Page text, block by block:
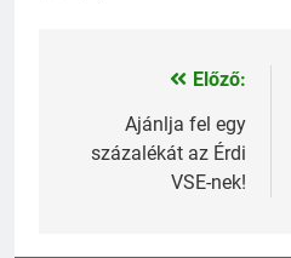
Bejegyzés
navigáció
Előző:
Ajánlja fel egy
százalékát az Érdi
VSE-nek!